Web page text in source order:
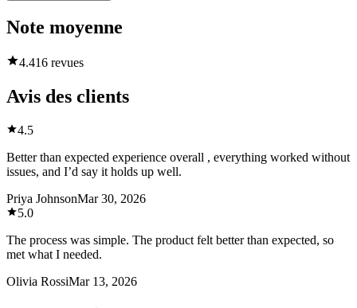
Note moyenne
4.416 revues
Avis des clients
4.5
Better than expected experience overall , everything worked without
issues, and I’d say it holds up well.
Priya JohnsonMar 30, 2026
5.0
The process was simple. The product felt better than expected, so
met what I needed.
Olivia RossiMar 13, 2026